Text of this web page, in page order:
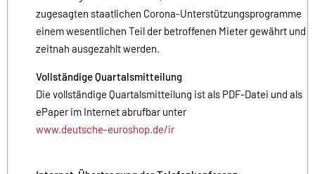
zugesagten staatlichen Corona-Unterstützungsprogramme
einem wesentlichen Teil der betroffenen Mieter gewährt und
zeitnah ausgezahlt werden.
Vollständige Quartalsmitteilung
Die vollständige Quartalsmitteilung ist als PDF-Datei und als
ePaper im Internet abrufbar unter
www.deutsche-euroshop.de/ir